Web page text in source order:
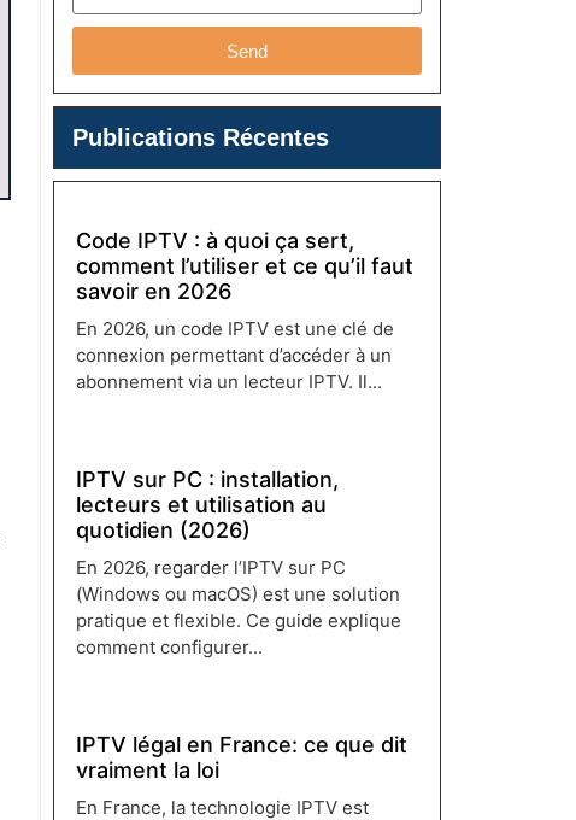
Send
Publications Récentes
Code IPTV : à quoi ça sert,
comment l’utiliser et ce qu’il faut
savoir en 2026
En 2026, un code IPTV est une clé de
connexion permettant d’accéder à un
abonnement via un lecteur IPTV. Il...
IPTV sur PC : installation,
lecteurs et utilisation au
quotidien (2026)
En 2026, regarder l’IPTV sur PC
(Windows ou macOS) est une solution
pratique et flexible. Ce guide explique
comment configurer...
IPTV légal en France: ce que dit
vraiment la loi
En France, la technologie IPTV est